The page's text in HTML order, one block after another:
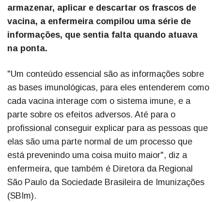
armazenar, aplicar e descartar os frascos de
vacina, a enfermeira compilou uma série de
informações, que sentia falta quando atuava
na ponta.
"Um conteúdo essencial são as informações sobre
as bases imunológicas, para eles entenderem como
cada vacina interage com o sistema imune, e a
parte sobre os efeitos adversos. Até para o
profissional conseguir explicar para as pessoas que
elas são uma parte normal de um processo que
está prevenindo uma coisa muito maior", diz a
enfermeira, que também é Diretora da Regional
São Paulo da Sociedade Brasileira de Imunizações
(SBIm).